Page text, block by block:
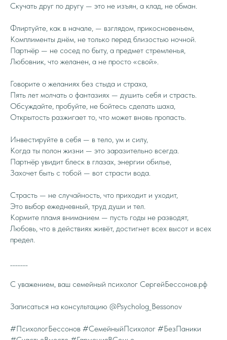
Скучать друг по другу — это не изъян, а клад, не обман.
Флиртуйте, как в начале, — взглядом, прикосновеньем,
Комплименты днём, не только перед близостью ночной.
Партнёр — не сосед по быту, а предмет стремленья,
Любовник, что желанен, а не просто «свой».
Говорите о желаниях без стыда и страха,
Пять лет молчать о фантазиях — душить себя и страсть.
Обсуждайте, пробуйте, не бойтесь сделать шаха,
Открытость разжигает то, что может вновь пропасть.
Инвестируйте в себя — в тело, ум и силу,
Когда ты полон жизни — это заразительно всегда.
Партнёр увидит блеск в глазах, энергии обилье,
Захочет быть с тобой — вот страсти вода.
Страсть — не случайность, что приходит и уходит,
Это выбор ежедневный, труд души и тел.
Кормите пламя вниманием — пусть годы не разводят,
Любовь, что в действиях живёт, достигнет всех высот и всех
предел.
С уважением, ваш семейный психолог СергейБессонов.рф
Записаться на консультацию @Psycholog_Bessonov
#ПсихологБессонов #СемейныйПсихолог #БезПаники